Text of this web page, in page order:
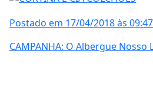
Postado em 17/04/2018 às
CAMPANHA: O Albergue Nosso